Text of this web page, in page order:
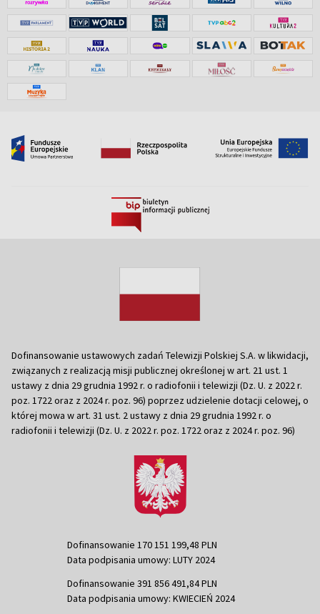
Dofinansowanie ustawowych zadań Telewizji Polskiej S.A. w likwidacji,
związanych z realizacją misji publicznej określonej w art. 21 ust. 1
ustawy z dnia 29 grudnia 1992 r. o radiofonii i telewizji (Dz. U. z 2022 r.
poz. 1722 oraz z 2024 r. poz. 96) poprzez udzielenie dotacji celowej, o
której mowa w art. 31 ust. 2 ustawy z dnia 29 grudnia 1992 r. o
radiofonii i telewizji (Dz. U. z 2022 r. poz. 1722 oraz z 2024 r. poz. 96)
Dofinansowanie 170 151 199,48 PLN
Data podpisania umowy: LUTY 2024
Dofinansowanie 391 856 491,84 PLN
Data podpisania umowy: KWIECIEŃ 2024